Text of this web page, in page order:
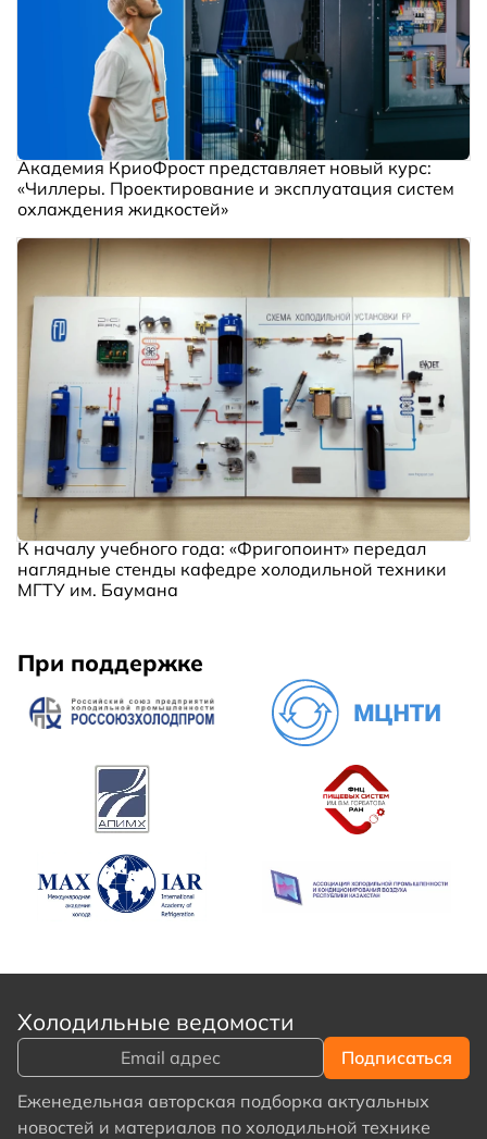
Академия КриоФрост представляет новый курс:
«Чиллеры. Проектирование и эксплуатация систем
охлаждения жидкостей»
К началу учебного года: «Фригопоинт» передал
наглядные стенды кафедре холодильной техники
МГТУ им. Баумана
При поддержке
Холодильные ведомости
Еженедельная авторская подборка актуальных
новостей и материалов по холодильной технике